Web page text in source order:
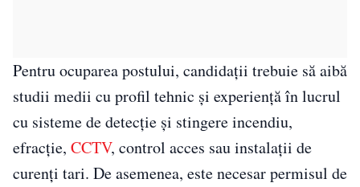
Pentru ocuparea postului, candidații trebuie să aibă
studii medii cu profil tehnic și experiență în lucrul
cu sisteme de detecție și stingere incendiu,
efracție, CCTV, control acces sau instalații de
curenți tari. De asemenea, este necesar permisul de